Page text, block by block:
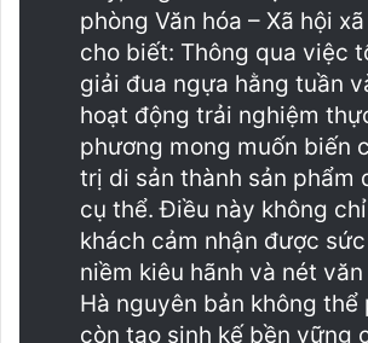
phòng Văn hóa – Xã hội
cho biết: Thông qua việc
giải đua ngựa hằng tuần
hoạt động trải nghiệm
phương mong muốn biến
trị di sản thành sản phẩm
cụ thể. Điều này không
khách cảm nhận được
niềm kiêu hãnh và nét văn
Hà nguyên bản không thể
còn tạo sinh kế bền vững